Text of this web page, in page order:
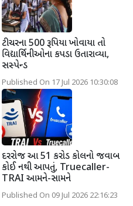
ટીચરના 500 રૂપિયા ખોવાયા તો
વિદ્યાર્થિનીઓના કપડા ઉતારાવ્યા,
સસ્પેન્ડ
Published On 17 Jul 2026 10:30:08
દરરોજ આ 51 કરોડ કોલનો જવાબ
કોઈ નથી આપતું, Truecaller-
TRAI આમને-સામને
Published On 09 Jul 2026 22:16:23